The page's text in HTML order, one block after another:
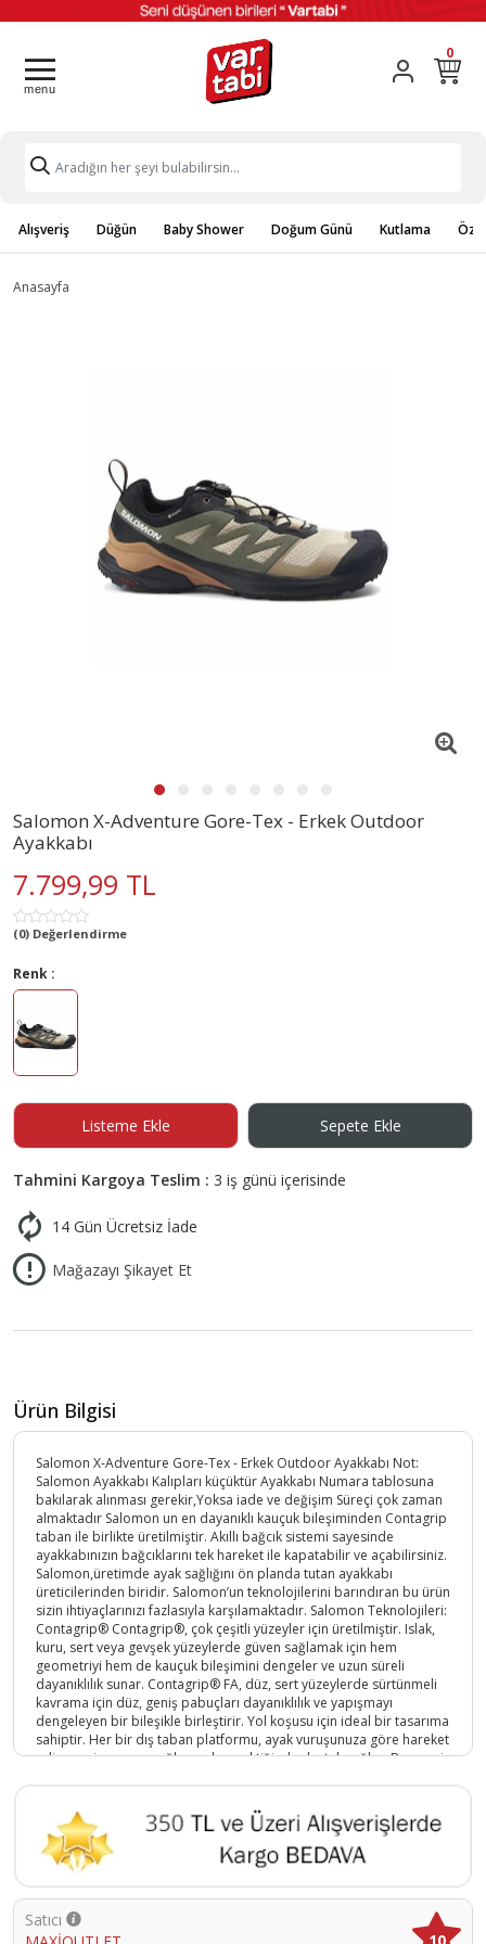
0
Alışveriş Düğün Baby Shower Doğum Günü Kutlama
Anasayfa
Salomon X-Adventure Gore-Tex - Erkek Outdoor
Ayakkabı
7.799,99 TL
(0) Değerlendirme
Renk :
Listeme Ekle Sepete Ekle
Tahmini Kargoya Teslim : 3 iş günü içerisinde
14 Gün Ücretsiz İade
Mağazayı Şikayet Et
Ürün Bilgisi
Salomon X-Adventure Gore-Tex - Erkek Outdoor Ayakkabı Not:
Salomon Ayakkabı Kalıpları küçüktür Ayakkabı Numara tablosuna
bakılarak alınması gerekir,Yoksa iade ve değişim Süreçi çok zaman
almaktadır Salomon un en dayanıklı kauçuk bileşiminden Contagrip
taban ile birlikte üretilmiştir. Akıllı bağcık sistemi sayesinde
ayakkabınızın bağcıklarını tek hareket ile kapatabilir ve açabilirsiniz.
Salomon,üretimde ayak sağlığını ön planda tutan ayakkabı
üreticilerinden biridir. Salomon’un teknolojilerini barındıran bu ürün
sizin ihtiyaçlarınızı fazlasıyla karşılamaktadır. Salomon Teknolojileri:
Contagrip® Contagrip®, çok çeşitli yüzeyler için üretilmiştir. Islak,
kuru, sert veya gevşek yüzeylerde güven sağlamak için hem
geometriyi hem de kauçuk bileşimini dengeler ve uzun süreli
dayanıklılık sunar. Contagrip® FA, düz, sert yüzeylerde sürtünmeli
kavrama için düz, geniş pabuçları dayanıklılık ve yapışmayı
dengeleyen bir bileşikle birleştirir. Yol koşusu için ideal bir tasarıma
sahiptir. Her bir dış taban platformu, ayak vuruşunuza göre hareket
edip zemine uyum sağlayarak gerektiğinde destek sağlar. Benzersiz
Quicklace Ayakkabının kolaylıkla giyilip çıkartılabilmesi için
tasarlanmış bu teknoloji; ayakkabının ayağı tamamen sarmasını
sağlar. Böylece ayakkabı kullanıcının ayağına göre üretilmiş gibi bir
his verir.
Ürün Kodu :5161-195751294218
Satıcı